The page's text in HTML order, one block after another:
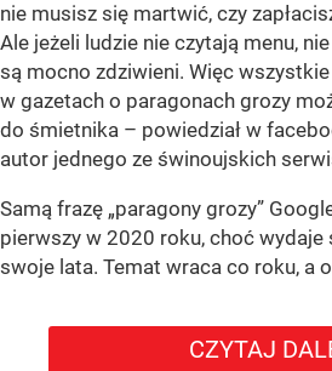
nie musisz się martwić, czy
Ale jeżeli ludzie nie czytają menu,
są mocno zdziwieni. Więc
w gazetach o paragonach grozy
do śmietnika – powiedział w
autor jednego ze świnoujskich
Samą frazę „paragony grozy”
pierwszy w 2020 roku, choć wydaje
swoje lata. Temat wraca co roku, a
CZYTAJ